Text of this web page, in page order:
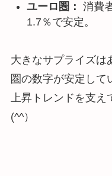
ユーロ圏： 消費
1.7％で安定。
大きなサプライズは
圏の数字が安定して
上昇トレンドを支え
(^^）